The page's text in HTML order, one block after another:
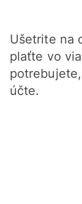
Ušetrite na
plaťte vo
účte.